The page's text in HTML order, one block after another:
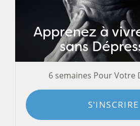
Apprenez à
sans
6 semaines Pour Votre
S'INSCRIRE